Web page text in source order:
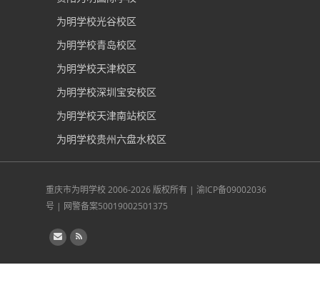
为明学校光谷校区
为明学校青岛校区
为明学校天津校区
为明学校深圳宝安校区
为明学校天津南站校区
为明学校贵州六盘水校区
重庆市为明学校2006-2026 版权所有 | 渝ICP备09002036
号 | 网警备案50019002501375